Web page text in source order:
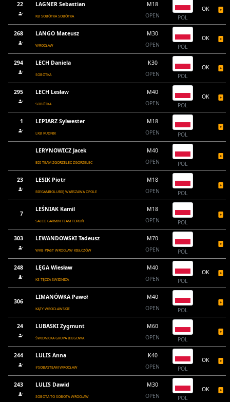
22 LAGNER Sebastian
KB SOBÓTKA SOBÓTKA
M18
OPEN
POL
OK
268 LANGO Mateusz
WROCŁAW
M30
OPEN
POL
OK
294 LECH Daniela
SOBÓTKA
K30
OPEN
POL
OK
295 LECH Lesław
SOBÓTKA
M40
OPEN
POL
OK
1 LEPIARZ Sylwester
LKB RUDNIK
M18
OPEN
POL
LERYNOWICZ Jacek
EDI TEAM ZGORZELEC ZGORZELEC
M40
OPEN
POL
23 LESIK Piotr
BIEGAMBOLUBIĘ WARSZAWA OPOLE
M18
OPEN
POL
7
LEŚNIAK Kamil
SALCO GARMIN TEAM TORUŃ
M18
OPEN
POL
303 LEWANDOWSKI Tadeusz
WKB PIAST WROCŁAW KIEŁCZÓW
M70
OPEN
POL
248 LĘGA Wiesław
KS TĘCZA ŚWIDNICA
M40
OPEN
POL
OK
306
LIMANÓWKA Paweł
KĄTY WROCŁAWSKIE
M40
OPEN
POL
24 LUBASKI Zygmunt
ŚWIDNICKA GRUPA BIEGOWA
M60
OPEN
POL
244 LULIS Anna
#SOBASTEAM WROCŁAW
K40
OPEN
POL
OK
243 LULIS Dawid
SOBOTA TO SOBOTA WROCŁAW
M30
OPEN
POL
OK